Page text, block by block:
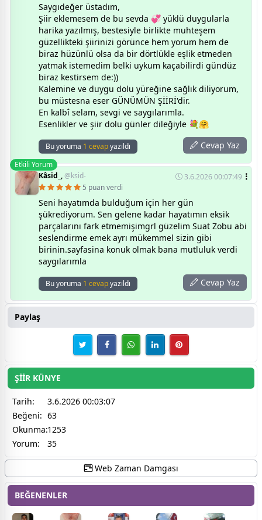
Saygıdeğer üstadım,
Şiir eklemesem de bu sevda 💞 yüklü duygularla
harika yazılmış, bestesiyle birlikte muhteşem
güzellikteki şiirinizi görünce hem yorum hem de
biraz hüzünlü olsa da bir dörtlükle eşlik etmeden
yatmak istemedim belki uykum kaçabilirdi gündüz
biraz kestirsem de:))
Kalemine ve duygu dolu yüreğine sağlık diliyorum,
bu müstesna eser GÜNÜMÜN ŞİİRİ'dir.
En kalbî selam, sevgi ve saygılarımla.
Esenlikler ve şiir dolu günler dileğiyle 💐🤗
Bu yoruma 1 cevapyazıldı Cevap Yaz
Etkili Yorum
Kâsid_,@ksid-
3.6.2026 00:07:49
5 puan verdi
Seni hayatımda bulduğum için her gün
şükrediyorum. Sen gelene kadar hayatımın eksik
parçalarını fark etmemişimgrl güzelim Suat Zobu abi
seslendirme emek ayrı mükemmel sizin gibi
birinin.sayfasina konuk olmak bana mutluluk verdi
saygılarımla
Bu yoruma 1 cevapyazıldı Cevap Yaz
Paylaş
ŞİİR KÜNYE
Tarih:
3.6.2026 00:03:07
Beğeni: 63
Okunma:1253
Yorum:
35
Web Zaman Damgası
BEĞENENLER